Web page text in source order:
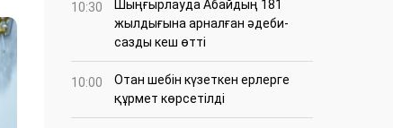
10:30
Шыңғырлауда Абайдың 181
жылдығына арналған әдеби-
сазды кеш өтті
10:00
Отан шебін күзеткен ерлерге
құрмет көрсетілді